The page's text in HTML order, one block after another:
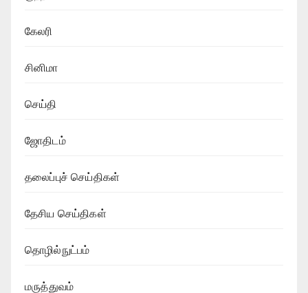
கேலரி
சினிமா
செய்தி
ஜோதிடம்
தலைப்புச் செய்திகள்
தேசிய செய்திகள்
தொழில்நுட்பம்
மருத்துவம்